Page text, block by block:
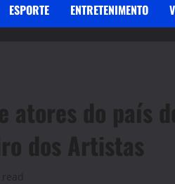
ESPORTE ENTRETENIMENTO
atores do país
dos Artistas